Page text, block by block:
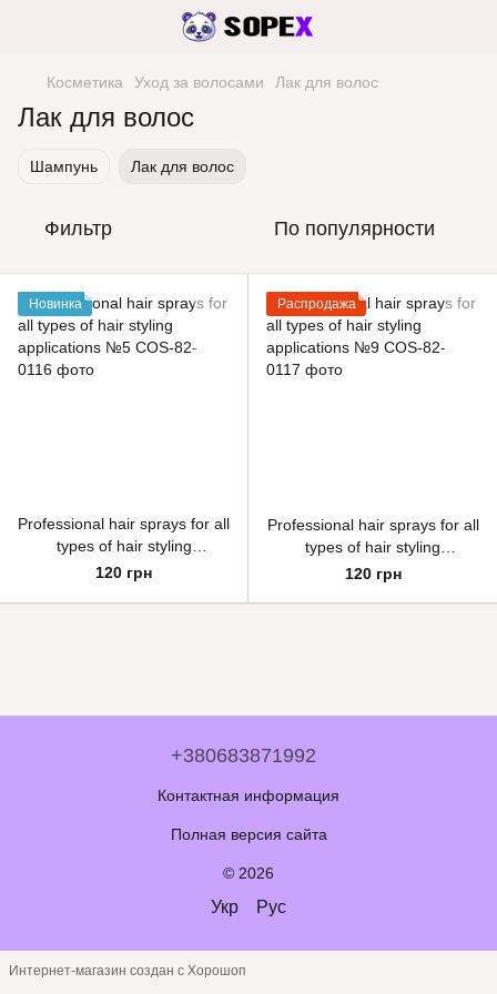
Косметика Уход за волосами Лак для волос
Лак для волос
Шампунь Лак для волос
Фильтр По популярности
Новинка
Professional hair sprays for all
types of hair styling
applications №5
120 грн
Распродажа
Professional hair sprays for all
types of hair styling
applications №9
120 грн
+380683871992
Контактная информация
Полная версия сайта
© 2026
Укр Рус
Интернет-магазин создан с Хорошоп